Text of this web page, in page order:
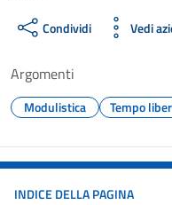
Condividi Vedi
Argomenti
Modulistica Tempo
INDICE DELLA PAGINA